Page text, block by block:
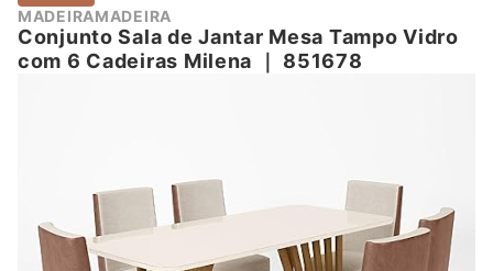
MADEIRAMADEIRA
Conjunto Sala de Jantar Mesa Tampo Vidro
com 6 Cadeiras Milena
851678